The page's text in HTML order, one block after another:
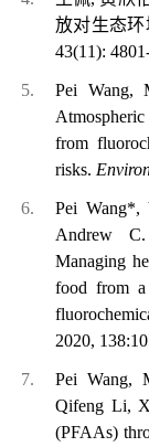
放对生态
43(11):
Pei Wang,
from
risks.
Pei Wang*,
Andrew
Managing
food from a
2020,
Pei Wang,
Qifeng Li,
(PFAAs)